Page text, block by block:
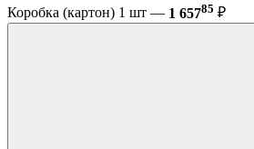
Коробка (картон) 1 шт — 1 65785 ₽